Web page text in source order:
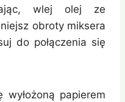
wlej olej ze
obroty miksera
do połączenia się
wyłożoną papierem